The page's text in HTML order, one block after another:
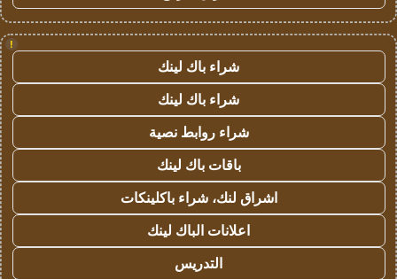
!
شراء باك لينك
شراء باك لينك
شراء روابط نصية
باقات باك لينك
اشراق لنك، شراء باكلينكات
اعلانات الباك لينك
التدريس